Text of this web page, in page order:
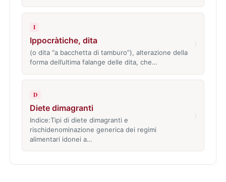
I
Ippocràtiche, dita
(o dita “a bacchetta di tamburo”), alterazione della
forma dell’ultima falange delle dita, che…
D
Diete dimagranti
Indice:Tipi di diete dimagranti e
rischidenominazione generica dei regimi
alimentari idonei a…